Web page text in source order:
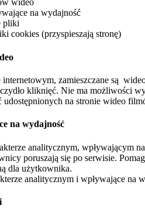
wideo
na wydajność
pliki
cookies (przyspieszają stronę)
internetowym, zamieszczane są
kliknięć. Nie ma możliwości
udostępnionych na stronie wideo
na wydajność
analitycznym, wpływającym
poruszają się po serwisie.
dla użytkownika.
analitycznym i wpływające na